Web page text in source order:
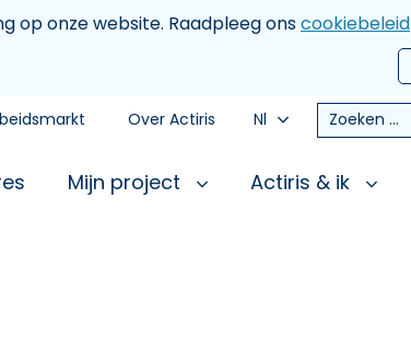
op onze website. Raadpleeg onscookiebeleid
Over Actiris Nl Zoeken
Mijn project Actiris & ik